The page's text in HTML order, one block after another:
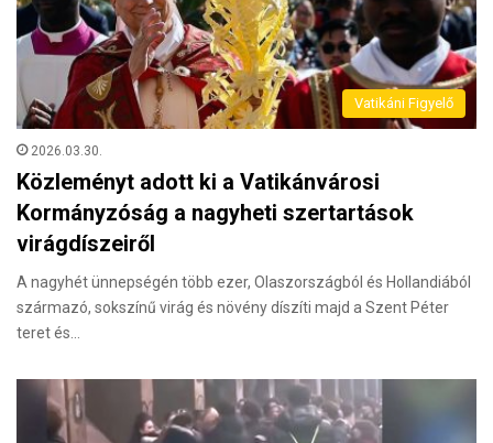
Vatikáni Figyelő
2026.03.30.
Közleményt adott ki a Vatikánvárosi
Kormányzóság a nagyheti szertartások
virágdíszeiről
A nagyhét ünnepségén több ezer, Olaszországból és Hollandiából
származó, sokszínű virág és növény díszíti majd a Szent Péter
teret és…